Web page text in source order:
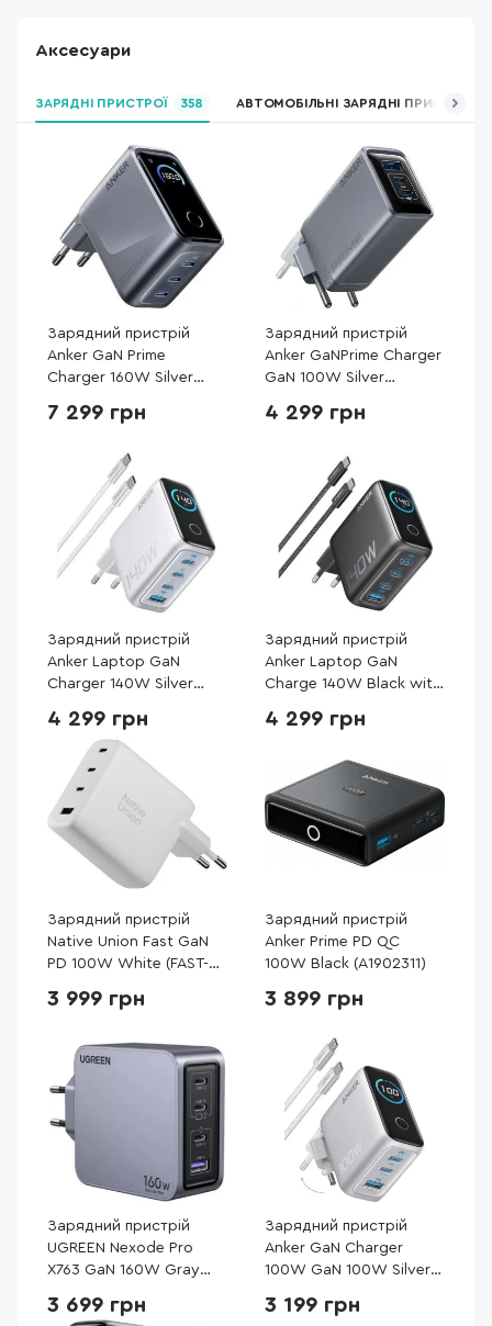
Аксесуари
ЗАРЯДНІ ПРИСТРОЇ 358 АВТОМОБІЛЬНІ ЗАРЯДНІ ПРИСТРОЇ
Зарядний пристрій
Anker GaN Prime
Charger 160W Silver
7 299 грн
Зарядний пристрій
Anker GaNPrime Charger
GaN 100W Silver
4 299 грн
Зарядний пристрій
Anker Laptop GaN
Charger 140W Silver
4 299 грн
Зарядний пристрій
Anker Laptop GaN
Charge 140W Black with
(B2697GZ1)
4 299 грн
Зарядний пристрій
Native Union Fast GaN
PD 100W White (FAST-
3 999 грн
Зарядний пристрій
Anker Prime PD QC
100W Black (A1902311)
3 899 грн
Зарядний пристрій
UGREEN Nexode Pro
X763 GaN 160W Gray
3 699 грн
Зарядний пристрій
Anker GaN Charger
100W GaN 100W Silver
(B121BG41)
3 199 грн